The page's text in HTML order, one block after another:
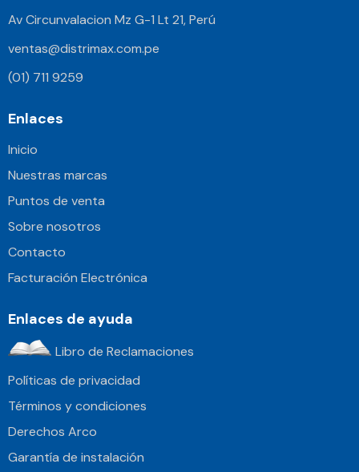
Av Circunvalacion Mz G-1 Lt 21, Perú
ventas@distrimax.com.pe
(01) 711 9259
Enlaces
Inicio
Nuestras marcas
Puntos de venta
Sobre nosotros
Contacto
Facturación Electrónica
Enlaces de ayuda
Libro de Reclamaciones
Políticas de privacidad
Términos y condiciones
Derechos Arco
Garantía de instalación